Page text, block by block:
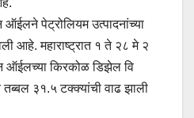
ऑईलने पेट्रोलियम उत्पादनांच्या
आहे. महाराष्ट्रात १ ते २८ मे २
ऑईलच्या किरकोळ डिझेल वि
तब्बल ३१.५ टक्क्यांची वाढ झाली